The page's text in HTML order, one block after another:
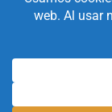
Realizado
alguien
informar